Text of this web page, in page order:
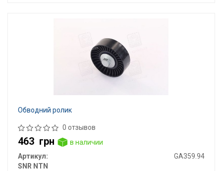
Обводний ролик
0 отзывов
463 грн
в наличии
Артикул:
GA359.94
SNR NTN